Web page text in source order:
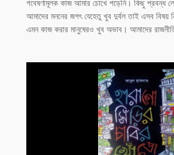
গবেষণামূলক কাজ আমার চোখে পড়েনি। কিছু প্রবন্ধ
আমাদের মননের জগৎ যেহেতু খুব দুর্বল তাই এসব বিষয়
এমন কাজ করার মানুষেরও খুব অভাব। আমাদের